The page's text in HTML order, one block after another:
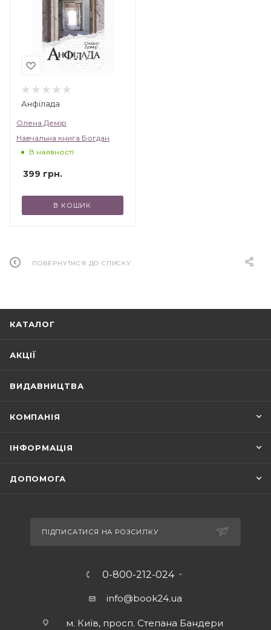
Анфілада
Олена Демір
Навчальна книга Богдан
В наявності
399 грн.
В КОШИК
ПОВЕРНУТИСЯ ДО СПИСКУ
КАТАЛОГ
АКЦІЇ
ВИДАВНИЦТВА
КОМПАНІЯ
ІНФОРМАЦІЯ
ДОПОМОГА
ПІДПИСАТИСЯ НА РОЗСИЛКУ
0-800-212-024
info@book24.ua
м. Київ, просп. Степана Бандери